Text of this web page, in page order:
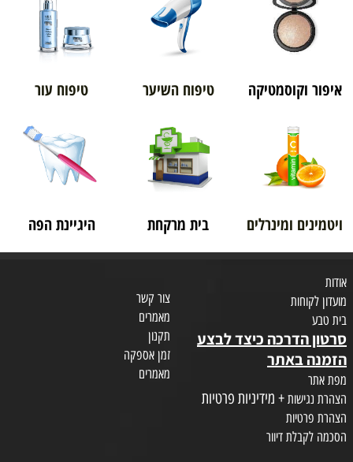
איפור וקוסמטיקה טיפוח השיער טיפוח עור
ויטמינים ומינרלים בית מרקחת היגיינת הפה
אודות
מועדון לקוחות
בית טבע
סרטון הדרכה כיצד לבצע
הזמנה באתר
מפת אתר
הצהרת נגישות + מידיניות פרטיות
הצהרת פרטיות
הסכמה לקבלת דיוור
צור קשר
מאמרים
תקנון
זמן אספקה
מאמרים